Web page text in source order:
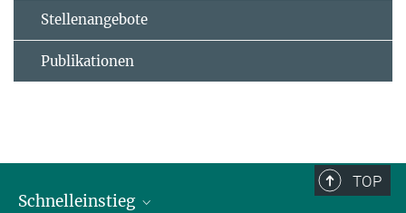
Stellenangebote
Publikationen
TOP
Schnelleinstieg